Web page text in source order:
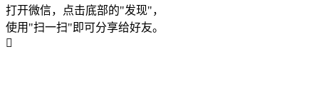
打开微信，点击底部的"发现"，
使用"扫一扫"即可分享给好友。